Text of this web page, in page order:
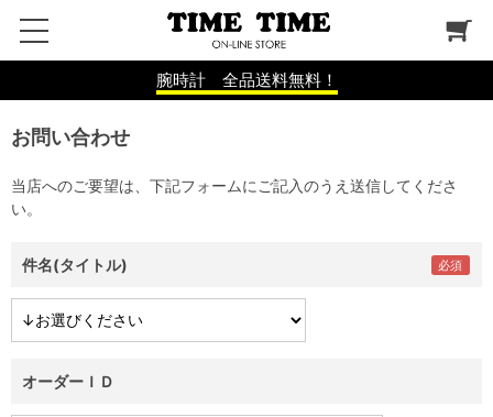
腕時計 全品送料無料！
お問い合わせ
当店へのご要望は、下記フォームにご記入のうえ送信してくださ
い。
件名(タイトル)
オーダーＩＤ